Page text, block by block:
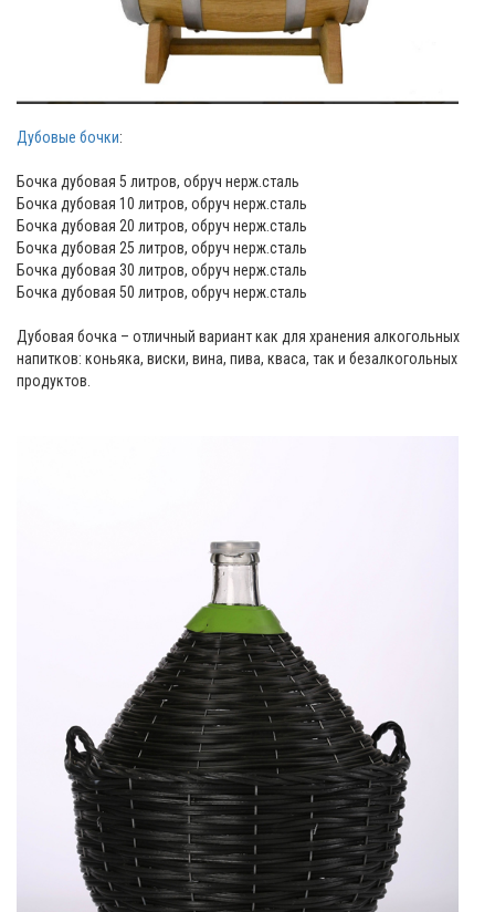
Дубовые бочки:
Бочка дубовая 5 литров, обруч нерж.сталь
Бочка дубовая 10 литров, обруч нерж.сталь
Бочка дубовая 20 литров, обруч нерж.сталь
Бочка дубовая 25 литров, обруч нерж.сталь
Бочка дубовая 30 литров, обруч нерж.сталь
Бочка дубовая 50 литров, обруч нерж.сталь
Дубовая бочка – отличный вариант как для хранения алкогольных
напитков: коньяка, виски, вина, пива, кваса, так и безалкогольных
продуктов.